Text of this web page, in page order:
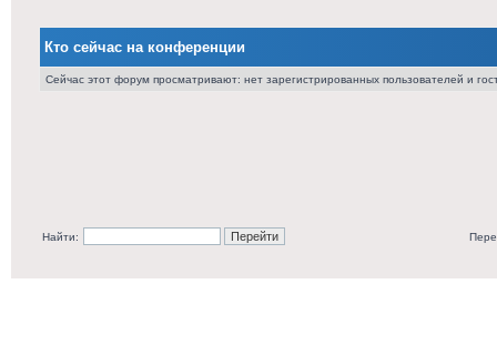
Кто сейчас на конференции
Сейчас этот форум просматривают: нет зарегистрированных пользователей и
Найти: